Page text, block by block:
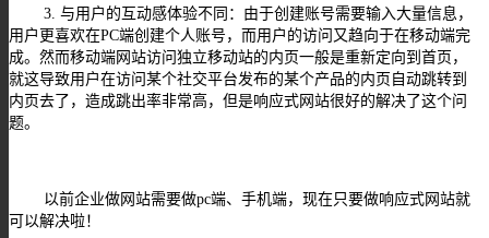
3. 与用户的互动感体验不同：由于创建账号需要输入大量信息，
用户更喜欢在PC端创建个人账号，而用户的访问又趋向于在移动端完
成。然而移动端网站访问独立移动站的内页一般是重新定向到首页，
就这导致用户在访问某个社交平台发布的某个产品的内页自动跳转到
内页去了，造成跳出率非常高，但是响应式网站很好的解决了这个问
题。
以前企业做网站需要做pc端、手机端，现在只要做响应式网站就
可以解决啦！